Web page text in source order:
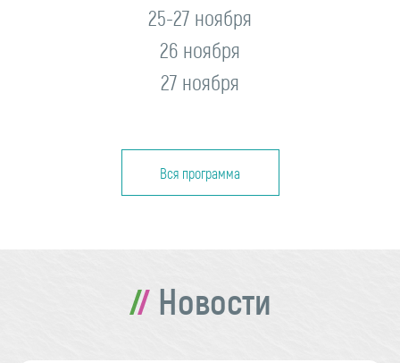
25-27 ноября
26 ноября
27 ноября
Вся программа
Новости